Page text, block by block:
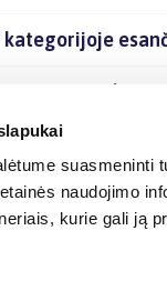
naudojimo
kurie gali ją
prekes